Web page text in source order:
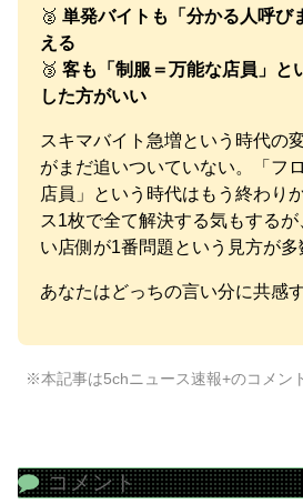
🥈 単発バイトも「分かる人呼び
える
🥉 客も「制服＝万能な店員」と
した方がいい
スキマバイト急増という時代の
がまだ追いついていない。「フ
店員」という時代はもう終わり
ス1枚で全て解決する気もする
い店側が1番問題という見方が多
あなたはどっちの言い分に共感
※本記事は5chニュース速報+のコメン
コメント